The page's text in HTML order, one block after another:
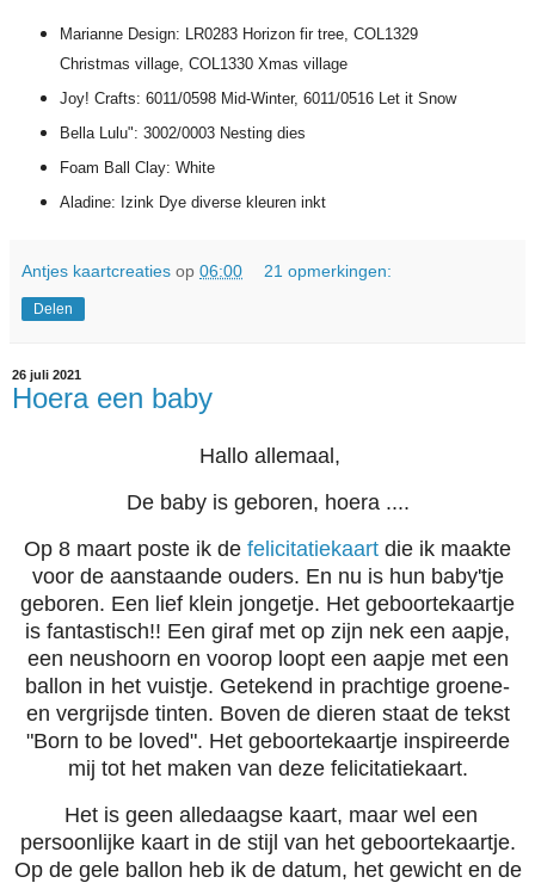
Marianne Design: LR0283 Horizon fir tree, COL1329
Christmas village, COL1330 Xmas village
Joy! Crafts: 6011/0598 Mid-Winter, 6011/0516 Let it Snow
Bella Lulu": 3002/0003 Nesting dies
Foam Ball Clay: White
Aladine: Izink Dye diverse kleuren inkt
Antjes kaartcreaties op 06:00 21 opmerkingen:
Delen
26 juli 2021
Hoera een baby
Hallo allemaal,
De baby is geboren, hoera ....
Op 8 maart poste ik de felicitatiekaart die ik maakte
voor de aanstaande ouders. En nu is hun baby'tje
geboren. Een lief klein jongetje. Het geboortekaartje
is fantastisch!! Een giraf met op zijn nek een aapje,
een neushoorn en voorop loopt een aapje met een
ballon in het vuistje. Getekend in prachtige groene-
en vergrijsde tinten. Boven de dieren staat de tekst
"Born to be loved". Het geboortekaartje inspireerde
mij tot het maken van deze felicitatiekaart.
Het is geen alledaagse kaart, maar wel een
persoonlijke kaart in de stijl van het geboortekaartje.
Op de gele ballon heb ik de datum, het gewicht en de